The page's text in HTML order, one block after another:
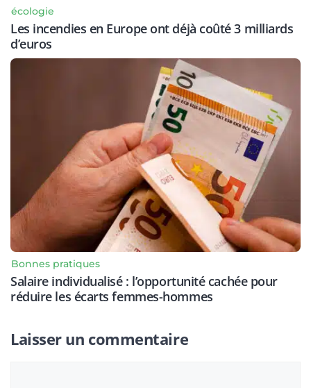
écologie
Les incendies en Europe ont déjà coûté 3 milliards
d’euros
Bonnes pratiques
Salaire individualisé : l’opportunité cachée pour
réduire les écarts femmes-hommes
Laisser un commentaire